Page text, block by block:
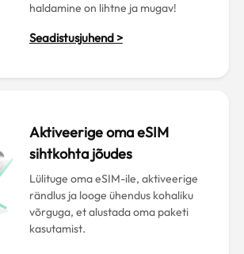
haldamine on lihtne ja mugav!
Seadistusjuhend >
Aktiveerige oma eSIM
sihtkohta jõudes
Lülituge oma eSIM-ile, aktiveerige
rändlus ja looge ühendus kohaliku
võrguga, et alustada oma paketi
kasutamist.